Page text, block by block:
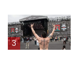
3